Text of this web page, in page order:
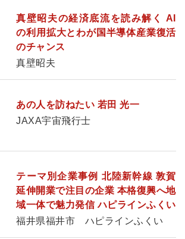
真壁昭夫の経済底流を読み解く AI
の利用拡大とわが国半導体産業復活
のチャンス
真壁昭夫
あの人を訪ねたい 若田 光一
JAXA宇宙飛行士
テーマ別企業事例 北陸新幹線 敦賀
延伸開業で注目の企業 本格復興へ地
域一体で魅力発信 ハピラインふくい
福井県福井市 ハピラインふくい